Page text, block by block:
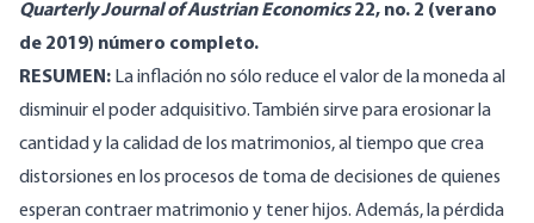
Quarterly Journal of Austrian Economics22, no. 2 (verano
de 2019) número completo.
RESUMEN: La inflación no sólo reduce el valor de la moneda al
disminuir el poder adquisitivo. También sirve para erosionar la
cantidad y la calidad de los matrimonios, al tiempo que crea
distorsiones en los procesos de toma de decisiones de quienes
esperan contraer matrimonio y tener hijos. Además, la pérdida